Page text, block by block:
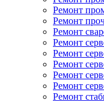
Ремонт
Ремонт
Ремонт
Ремонт
Ремонт
Ремонт
Ремонт
Ремонт
Ремонт